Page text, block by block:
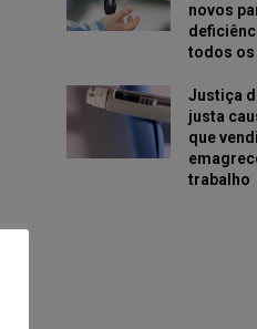
novos
todos os
Justiça
justa
que
trabalho